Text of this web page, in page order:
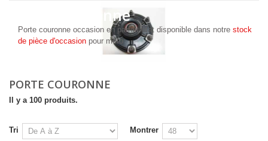
Porte couronne
Porte couronne occasion en parfait état disponible dans notre stock
de pièce d'occasion pour moto
PORTE COURONNE
Il y a 100 produits.
Tri
Montrer